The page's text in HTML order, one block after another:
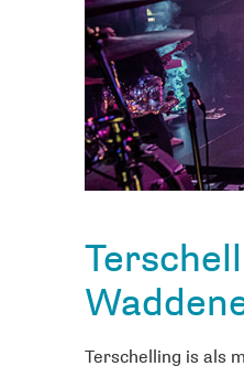
Terschelling is als